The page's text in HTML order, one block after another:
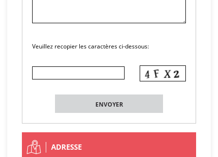
Veuillez recopier les caractères ci-dessous:
ADRESSE